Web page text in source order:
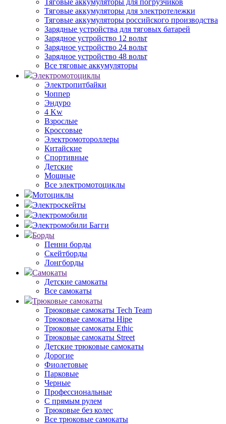
Тяговые аккумуляторы для погрузчиков
Тяговые аккумуляторы для электротележки
Тяговые аккумуляторы российского производства
Зарядные устройства для тяговых батарей
Зарядное устройство 12 вольт
Зарядное устройство 24 вольт
Зарядное устройство 48 вольт
Все тяговые аккумуляторы
Электромотоциклы
Электропитбайки
Чоппер
Эндуро
4 Kw
Взрослые
Кроссовые
Электромотороллеры
Китайские
Спортивные
Детские
Мощные
Все электромотоциклы
Мотоциклы
Электроскейты
Электромобили
Электромобили Багги
Борды
Пенни борды
Скейтборды
Лонгборды
Самокаты
Детские самокаты
Все самокаты
Трюковые самокаты
Трюковые самокаты Tech Team
Трюковые самокаты Hipe
Трюковые самокаты Ethic
Трюковые самокаты Street
Детские трюковые самокаты
Дорогие
Фиолетовые
Парковые
Черные
Профессиональные
С прямым рулем
Трюковые без колес
Все трюковые самокаты